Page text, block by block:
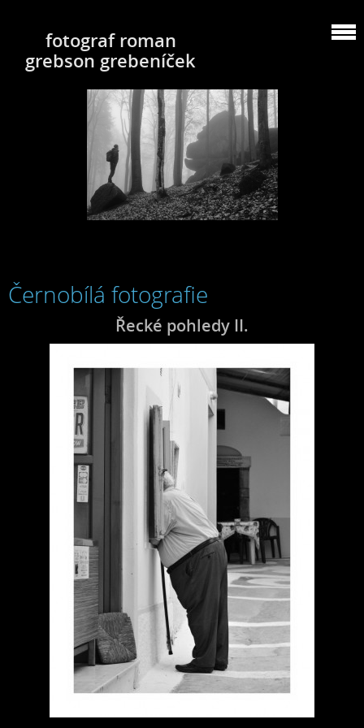
fotograf roman
grebson grebeníček
Černobílá fotografie
Řecké pohledy II.